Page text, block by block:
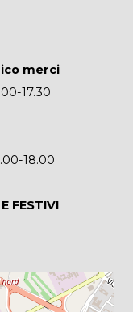
merci
17.30
18.00
FESTIVI